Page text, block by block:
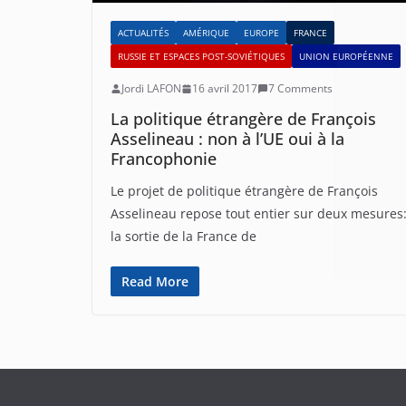
ACTUALITÉS AMÉRIQUE EUROPE
FRANCE
RUSSIE ET ESPACES POST-SOVIÉTIQUES
UNION EUROPÉENNE
Jordi LAFON 16 avril 2017 7 Comments
La politique étrangère de François
Asselineau : non à l’UE oui à la
Francophonie
Le projet de politique étrangère de François
Asselineau repose tout entier sur deux mesures:
la sortie de la France de
Read More